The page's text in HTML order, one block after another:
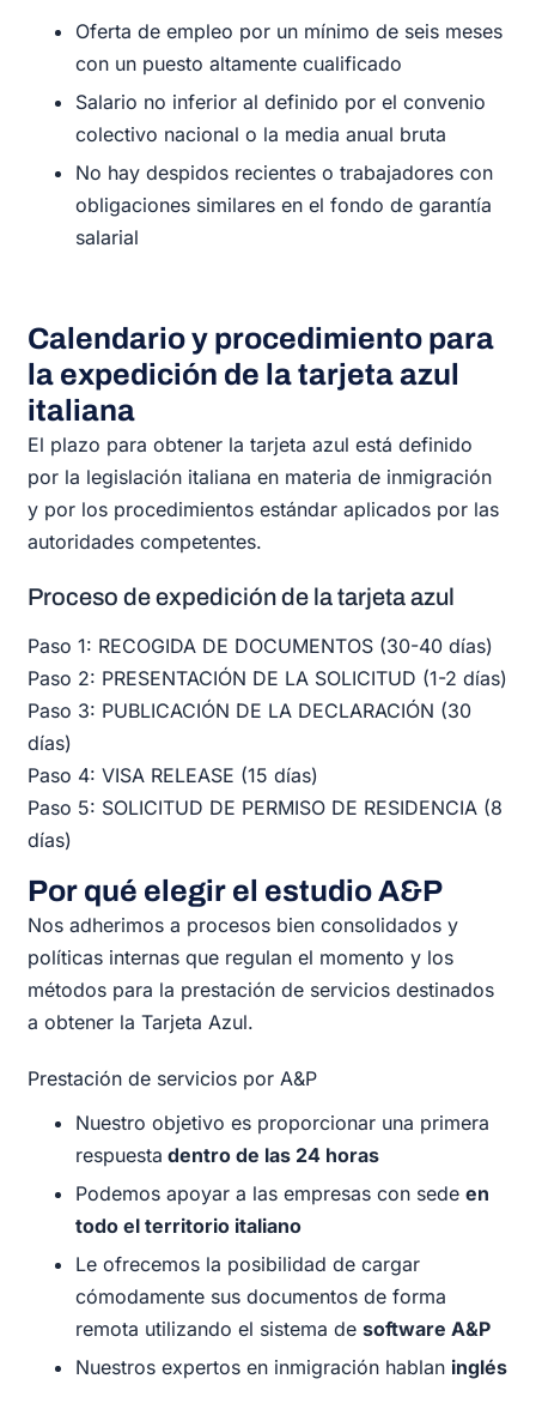
Oferta de empleo por un mínimo de seis meses
con un puesto altamente cualificado
Salario no inferior al definido por el convenio
colectivo nacional o la media anual bruta
No hay despidos recientes o trabajadores con
obligaciones similares en el fondo de garantía
salarial
Calendario y procedimiento para
la expedición de la tarjeta azul
italiana
El plazo para obtener la tarjeta azul está definido
por la legislación italiana en materia de inmigración
y por los procedimientos estándar aplicados por las
autoridades competentes.
Proceso de expedición de la tarjeta azul
Paso 1: RECOGIDA DE DOCUMENTOS (30-40 días)
Paso 2: PRESENTACIÓN DE LA SOLICITUD (1-2 días)
Paso 3: PUBLICACIÓN DE LA DECLARACIÓN (30
días)
Paso 4: VISA RELEASE (15 días)
Paso 5: SOLICITUD DE PERMISO DE RESIDENCIA (8
días)
Por qué elegir el estudio A&P
Nos adherimos a procesos bien consolidados y
políticas internas que regulan el momento y los
métodos para la prestación de servicios destinados
a obtener la Tarjeta Azul.
Prestación de servicios por A&P
Nuestro objetivo es proporcionar una primera
respuesta dentro de las 24 horas
Podemos apoyar a las empresas con sedeen
todo el territorio italiano
Le ofrecemos la posibilidad de cargar
cómodamente sus documentos de forma
remota utilizando el sistema desoftware A&P
Nuestros expertos en inmigración hablan inglés